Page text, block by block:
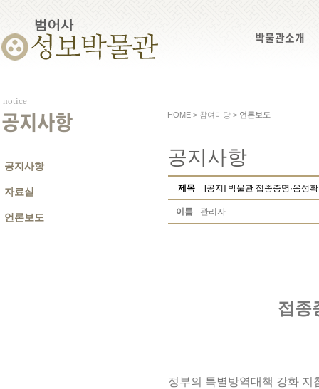
박물관소개
notice
공지사항
공지사항
자료실
언론보도
HOME > 참여마당 > 언론보도
공지사항
제목 [공지] 박물관 접종증명·음성
이름 관리자
접종
정부의 특별방역대책 강화 지